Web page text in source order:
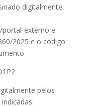
digitalmente.
portal-externo e
2025 e o código
pelos